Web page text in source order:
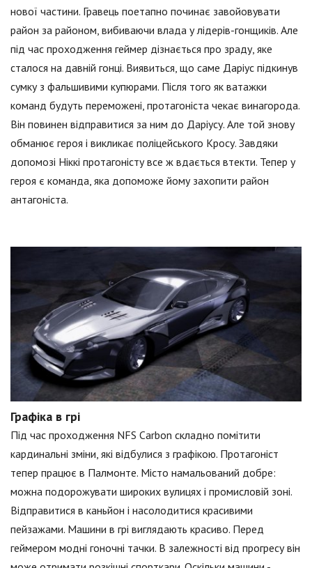
нової частини. Гравець поетапно починає завойовувати
район за районом, вибиваючи влада у лідерів-гонщиків. Але
під час проходження геймер дізнається про зраду, яке
сталося на давній гонці. Виявиться, що саме Даріус підкинув
сумку з фальшивими купюрами. Після того як ватажки
команд будуть переможені, протагоніста чекає винагорода.
Він повинен відправитися за ним до Даріусу. Але той знову
обманює героя і викликає поліцейського Кросу. Завдяки
допомозі Ніккі протагоністу все ж вдається втекти. Тепер у
героя є команда, яка допоможе йому захопити район
антагоніста.
Графіка в грі
Під час проходження NFS Carbon складно помітити
кардинальні зміни, які відбулися з графікою. Протагоніст
тепер працює в Палмонте. Місто намальований добре:
можна подорожувати широких вулицях і промисловій зоні.
Відправитися в каньйон і насолодитися красивими
пейзажами. Машини в грі виглядають красиво. Перед
геймером модні гоночні тачки. В залежності від прогресу він